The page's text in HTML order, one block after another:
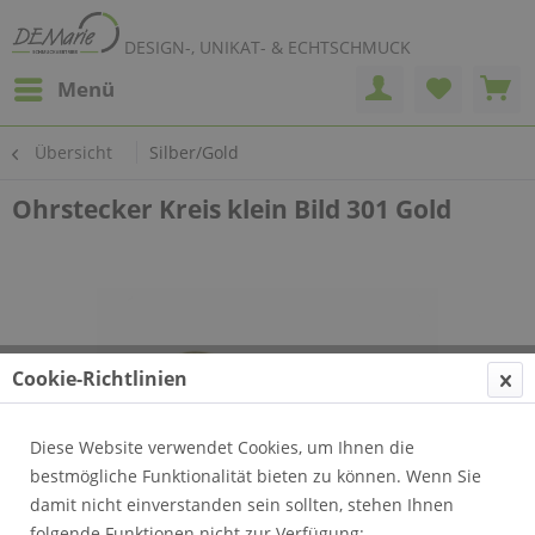
DESIGN-, UNIKAT- & ECHTSCHMUCK
Menü
Übersicht Silber/Gold
Ohrstecker Kreis klein Bild 301 Gold
Cookie-Richtlinien
Diese Website verwendet Cookies, um Ihnen die
bestmögliche Funktionalität bieten zu können. Wenn Sie
damit nicht einverstanden sein sollten, stehen Ihnen